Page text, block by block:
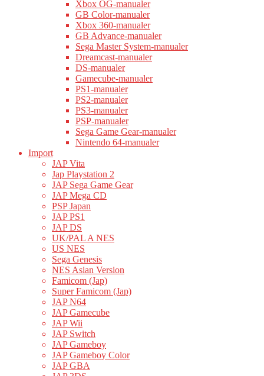
Xbox OG-manualer
GB Color-manualer
Xbox 360-manualer
GB Advance-manualer
Sega Master System-manualer
Dreamcast-manualer
DS-manualer
Gamecube-manualer
PS1-manualer
PS2-manualer
PS3-manualer
PSP-manualer
Sega Game Gear-manualer
Nintendo 64-manualer
Import
JAP Vita
Jap Playstation 2
JAP Sega Game Gear
JAP Mega CD
PSP Japan
JAP PS1
JAP DS
UK/PAL A NES
US NES
Sega Genesis
NES Asian Version
Famicom (Jap)
Super Famicom (Jap)
JAP N64
JAP Gamecube
JAP Wii
JAP Switch
JAP Gameboy
JAP Gameboy Color
JAP GBA